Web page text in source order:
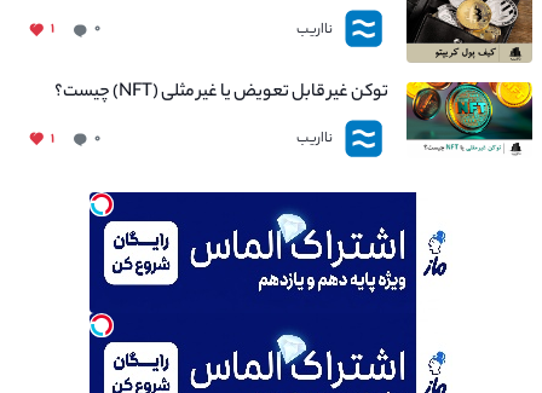
نااریب ۰ ۱
توکن غیر قابل تعویض یا غیر مثلی (NFT) چیست؟
نااریب ۰ ۱